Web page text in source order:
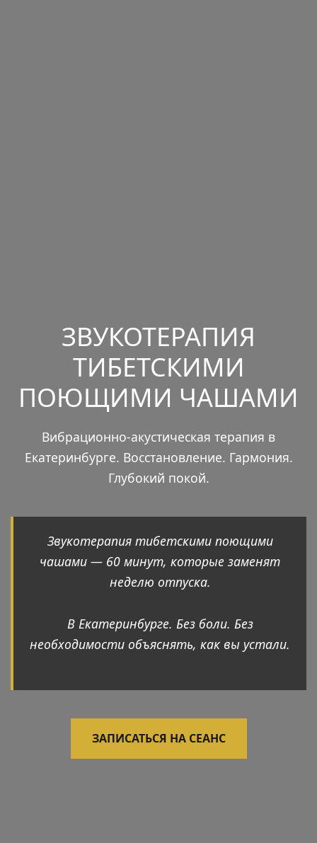
ЗВУКОТЕРАПИЯ
ТИБЕТСКИМИ
ПОЮЩИМИ ЧАШАМИ
Вибрационно-акустическая терапия в
Екатеринбурге. Восстановление. Гармония.
Глубокий покой.
Звукотерапия тибетскими поющими
чашами — 60 минут, которые заменят
неделю отпуска.
В Екатеринбурге. Без боли. Без
необходимости объяснять, как вы устали.
ЗАПИСАТЬСЯ НА СЕАНС